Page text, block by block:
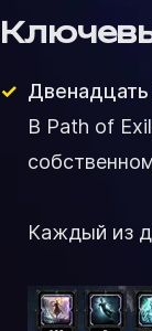
В Path of
Каждый из